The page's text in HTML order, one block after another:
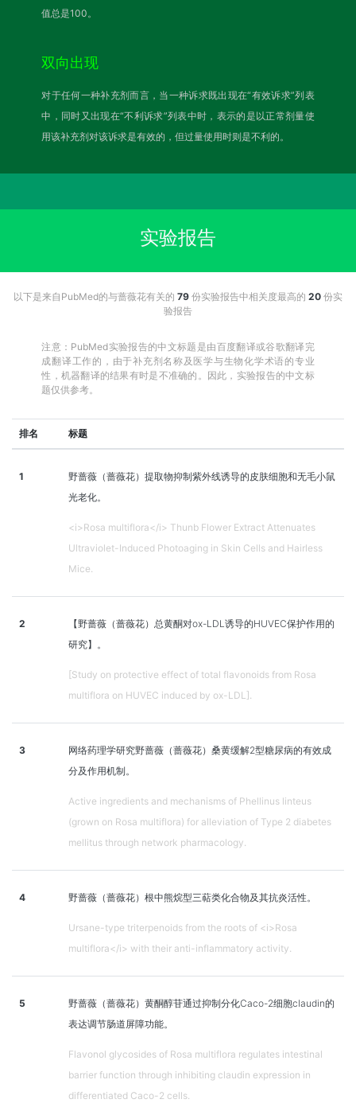
值总是100。
双向出现
对于任何一种补充剂而言，当一种诉求既出现在“有效诉求”列表
中，同时又出现在“不利诉求”列表中时，表示的是以正常剂量使
用该补充剂对该诉求是有效的，但过量使用时则是不利的。
实验报告
以下是来自PubMed的与蔷薇花有关的 79 份实验报告中相关度最高的 20 份实
验报告
注意：PubMed实验报告的中文标题是由百度翻译或谷歌翻译完
成翻译工作的，由于补充剂名称及医学与生物化学术语的专业
性，机器翻译的结果有时是不准确的。因此，实验报告的中文标
题仅供参考。
排名 标题
1
野蔷薇（蔷薇花）提取物抑制紫外线诱导的皮肤细胞和无毛小鼠
光老化。
<i>Rosa multiflora</i> Thunb Flower Extract Attenuates
Ultraviolet-Induced Photoaging in Skin Cells and Hairless
Mice.
2
【野蔷薇（蔷薇花）总黄酮对ox-LDL诱导的HUVEC保护作用的
研究】。
[Study on protective effect of total flavonoids from Rosa
multiflora on HUVEC induced by ox-LDL].
3
网络药理学研究野蔷薇（蔷薇花）桑黄缓解2型糖尿病的有效成
分及作用机制。
Active ingredients and mechanisms of Phellinus linteus
(grown on Rosa multiflora) for alleviation of Type 2 diabetes
mellitus through network pharmacology.
4 野蔷薇（蔷薇花）根中熊烷型三萜类化合物及其抗炎活性。
Ursane-type triterpenoids from the roots of <i>Rosa
multiflora</i> with their anti-inflammatory activity.
5
野蔷薇（蔷薇花）黄酮醇苷通过抑制分化Caco-2细胞claudin的
表达调节肠道屏障功能。
Flavonol glycosides of Rosa multiflora regulates intestinal
barrier function through inhibiting claudin expression in
differentiated Caco-2 cells.